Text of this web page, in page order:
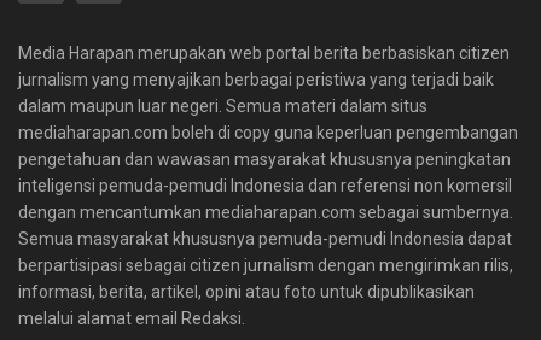
Media Harapan merupakan web portal berita berbasiskan citizen
jurnalism yang menyajikan berbagai peristiwa yang terjadi baik
dalam maupun luar negeri. Semua materi dalam situs
mediaharapan.com boleh di copy guna keperluan pengembangan
pengetahuan dan wawasan masyarakat khususnya peningkatan
inteligensi pemuda-pemudi Indonesia dan referensi non komersil
dengan mencantumkan mediaharapan.com sebagai sumbernya.
Semua masyarakat khususnya pemuda-pemudi Indonesia dapat
berpartisipasi sebagai citizen jurnalism dengan mengirimkan rilis,
informasi, berita, artikel, opini atau foto untuk dipublikasikan
melalui alamat email Redaksi.